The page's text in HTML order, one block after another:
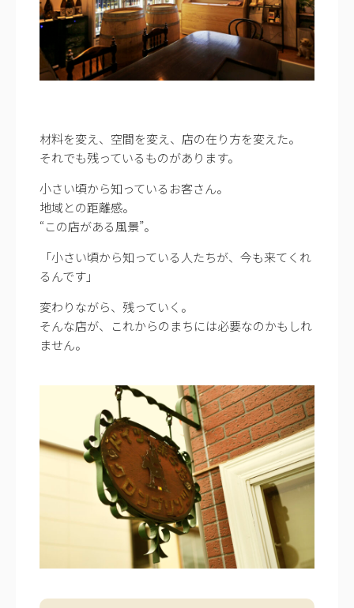
材料を変え、空間を変え、店の在り方を変えた。
それでも残っているものがあります。
小さい頃から知っているお客さん。
地域との距離感。
“この店がある風景”。
「小さい頃から知っている人たちが、今も来てくれ
るんです」
変わりながら、残っていく。
そんな店が、これからのまちには必要なのかもしれ
ません。